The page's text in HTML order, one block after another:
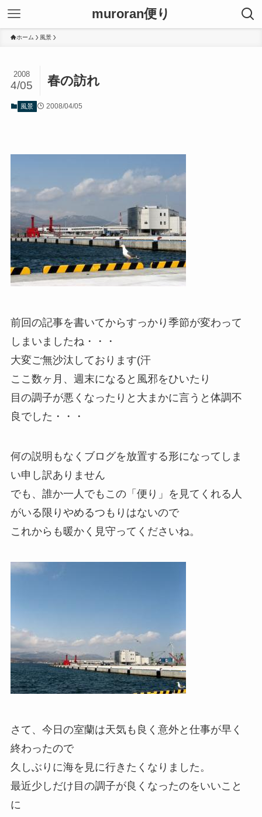
muroran便り
ホーム 風景
春の訪れ
2008
4/05
風景 2008/04/05
前回の記事を書いてからすっかり季節が変わって
しまいましたね・・・
大変ご無沙汰しております(汗
ここ数ヶ月、週末になると風邪をひいたり
目の調子が悪くなったりと大まかに言うと体調不
良でした・・・
何の説明もなくブログを放置する形になってしま
い申し訳ありません
でも、誰か一人でもこの「便り」を見てくれる人
がいる限りやめるつもりはないので
これからも暖かく見守ってくださいね。
さて、今日の室蘭は天気も良く意外と仕事が早く
終わったので
久しぶりに海を見に行きたくなりました。
最近少しだけ目の調子が良くなったのをいいこと
に